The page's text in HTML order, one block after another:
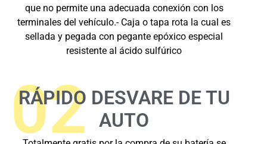
que no permite una adecuada conexión con los
terminales del vehículo.- Caja o tapa rota la cual es
sellada y pegada con pegante epóxico especial
resistente al ácido sulfúrico
02
RÁPIDO DESVARE DE TU
AUTO